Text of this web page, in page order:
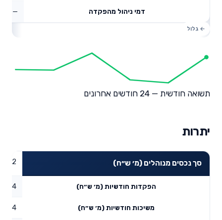
דמי ניהול מהפקדה —
תשואה חודשית — 24 חודשים אחרונים
יתרות
סך נכסים מנוהלים (מ׳ ש״ח)
הפקדות חודשיות (מ׳ ש״ח) 2.44
משיכות חודשיות (מ׳ ש״ח) 0.24